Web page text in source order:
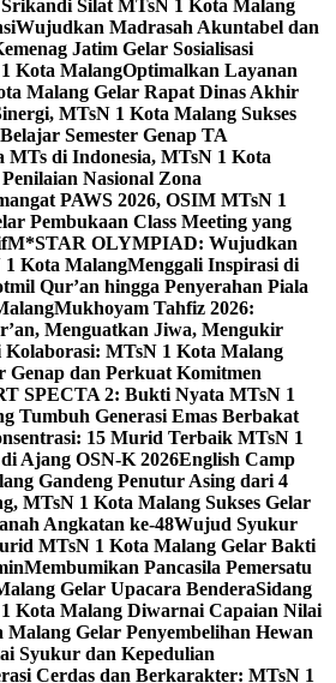
Silat MTsN 1 Kota Malang
Wujudkan Madrasah Akuntabel dan
Jatim Gelar Sosialisasi
Kota MalangOptimalkan Layanan
Malang Gelar Rapat Dinas Akhir
MTsN 1 Kota Malang Sukses
Semester Genap TA
MTs di Indonesia, MTsN 1 Kota
Nasional Zona
PAWS 2026, OSIM MTsN 1
Pembukaan Class Meeting yang
M*STAR OLYMPIAD: Wujudkan
1 Kota MalangMenggali Inspirasi di
Qur’an hingga Penyerahan Piala
Mukhoyam Tahfiz 2026:
Menguatkan Jiwa, Mengukir
Kolaborasi: MTsN 1 Kota Malang
Genap dan Perkuat Komitmen
SPECTA 2: Bukti Nyata MTsN 1
Tumbuh Generasi Emas Berbakat
15 Murid Terbaik MTsN 1
Ajang OSN-K 2026English Camp
Gandeng Penutur Asing dari 4
MTsN 1 Kota Malang Sukses Gelar
Angkatan ke-48Wujud Syukur
MTsN 1 Kota Malang Gelar Bakti
Membumikan Pancasila Pemersatu
Gelar Upacara BenderaSidang
Kota Malang Diwarnai Capaian Nilai
Malang Gelar Penyembelihan Hewan
Syukur dan Kepedulian
Cerdas dan Berkarakter: MTsN 1